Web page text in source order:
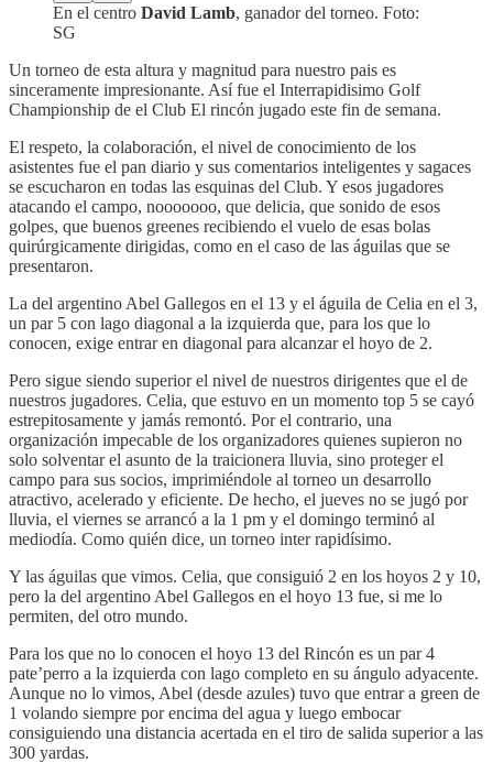
En el centro David Lamb, ganador del torneo. Foto:
SG
Un torneo de esta altura y magnitud para nuestro pais es
sinceramente impresionante. Así fue el Interrapidisimo Golf
Championship de el Club El rincón jugado este fin de semana.
El respeto, la colaboración, el nivel de conocimiento de los
asistentes fue el pan diario y sus comentarios inteligentes y sagaces
se escucharon en todas las esquinas del Club. Y esos jugadores
atacando el campo, nooooooo, que delicia, que sonido de esos
golpes, que buenos greenes recibiendo el vuelo de esas bolas
quirúrgicamente dirigidas, como en el caso de las águilas que se
presentaron.
La del argentino Abel Gallegos en el 13 y el águila de Celia en el 3,
un par 5 con lago diagonal a la izquierda que, para los que lo
conocen, exige entrar en diagonal para alcanzar el hoyo de 2.
Pero sigue siendo superior el nivel de nuestros dirigentes que el de
nuestros jugadores. Celia, que estuvo en un momento top 5 se cayó
estrepitosamente y jamás remontó. Por el contrario, una
organización impecable de los organizadores quienes supieron no
solo solventar el asunto de la traicionera lluvia, sino proteger el
campo para sus socios, imprimiéndole al torneo un desarrollo
atractivo, acelerado y eficiente. De hecho, el jueves no se jugó por
lluvia, el viernes se arrancó a la 1 pm y el domingo terminó al
mediodía. Como quién dice, un torneo inter rapidísimo.
Y las águilas que vimos. Celia, que consiguió 2 en los hoyos 2 y 10,
pero la del argentino Abel Gallegos en el hoyo 13 fue, si me lo
permiten, del otro mundo.
Para los que no lo conocen el hoyo 13 del Rincón es un par 4
pate’perro a la izquierda con lago completo en su ángulo adyacente.
Aunque no lo vimos, Abel (desde azules) tuvo que entrar a green de
1 volando siempre por encima del agua y luego embocar
consiguiendo una distancia acertada en el tiro de salida superior a las
300 yardas.